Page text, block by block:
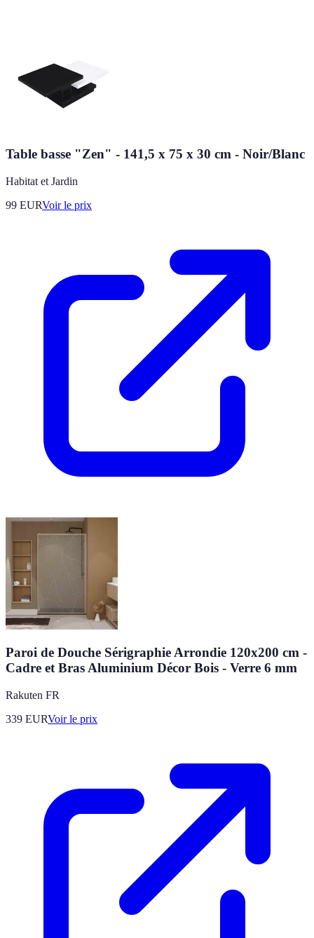
Table basse "Zen" - 141,5 x 75 x 30 cm - Noir/Blanc
Habitat et Jardin
99 EURVoir le prix
Paroi de Douche Sérigraphie Arrondie 120x200 cm -
Cadre et Bras Aluminium Décor Bois - Verre 6 mm
Rakuten FR
339 EURVoir le prix